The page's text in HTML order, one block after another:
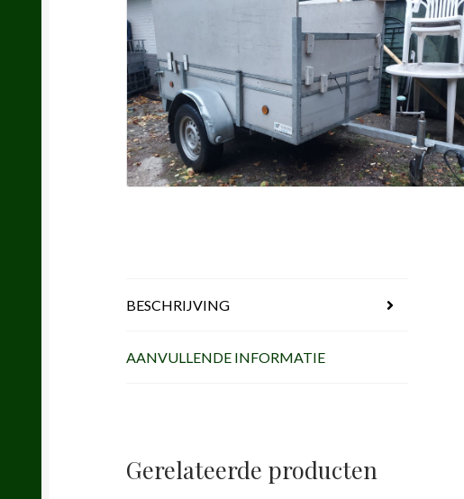
BESCHRIJVING
AANVULLENDE INFORMATIE
Gerelateerde producten